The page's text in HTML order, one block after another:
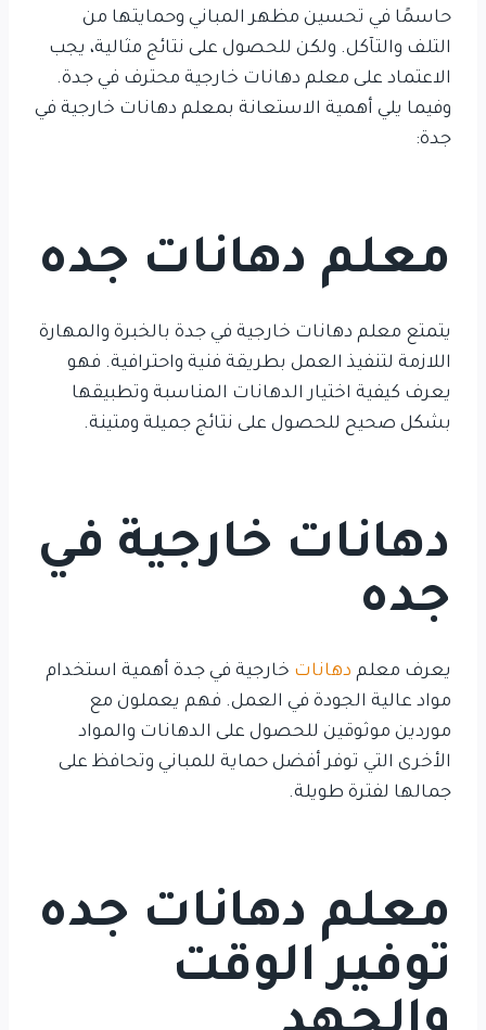
حاسمًا في تحسين مظهر المباني وحمايتها من
التلف والتآكل. ولكن للحصول على نتائج مثالية، يجب
الاعتماد على معلم دهانات خارجية محترف في جدة.
وفيما يلي أهمية الاستعانة بمعلم دهانات خارجية في
جدة:
معلم دهانات جده
يتمتع معلم دهانات خارجية في جدة بالخبرة والمهارة
اللازمة لتنفيذ العمل بطريقة فنية واحترافية. فهو
يعرف كيفية اختيار الدهانات المناسبة وتطبيقها
بشكل صحيح للحصول على نتائج جميلة ومتينة.
دهانات خارجية في
جده
يعرف معلم دهانات خارجية في جدة أهمية استخدام
مواد عالية الجودة في العمل. فهم يعملون مع
موردين موثوقين للحصول على الدهانات والمواد
الأخرى التي توفر أفضل حماية للمباني وتحافظ على
جمالها لفترة طويلة.
معلم دهانات جده
توفير الوقت